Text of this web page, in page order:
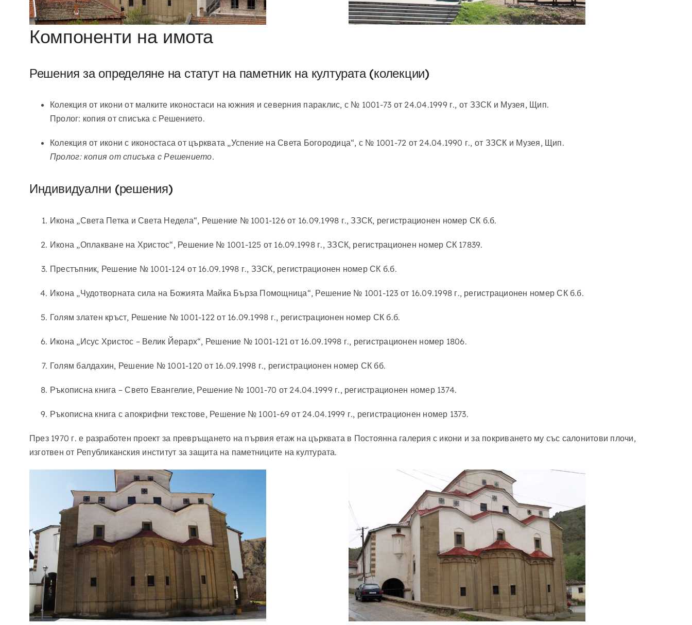
Компоненти на имота
Решения за определяне на статут на паметник на културата (колекции)
Колекция от икони от малките иконостаси на южния и северния параклис, с № 1001-73 от 24.04.1999 г., от ЗЗСК и Музея, Щип.
Пролог: копия от списъка с Решението.
Колекция от икони с иконостаса от църквата „Успение на Света Богородица“, с № 1001-72 от 24.04.1990 г., от ЗЗСК и Музея, Щип.
Пролог: копия от списъка с Решението.
Индивидуални (решения)
Икона „Света Петка и Света Недела“, Решение № 1001-126 от 16.09.1998 г., ЗЗСК, регистрационен номер СК б.б.
Икона „Оплакване на Христос“, Решение № 1001-125 от 16.09.1998 г., ЗЗСК, регистрационен номер СК 17839.
Престъпник, Решение № 1001-124 от 16.09.1998 г., ЗЗСК, регистрационен номер СК б.б.
Икона „Чудотворната сила на Божията Майка Бърза Помощница“, Решение № 1001-123 от 16.09.1998 г., регистрационен номер СК б.б.
Голям златен кръст, Решение № 1001-122 от 16.09.1998 г., регистрационен номер СК б.б.
Икона „Исус Христос – Велик Йерарх“, Решение № 1001-121 от 16.09.1998 г., регистрационен номер 1806.
Голям балдахин, Решение № 1001-120 от 16.09.1998 г., регистрационен номер СК бб.
Ръкописна книга – Свето Евангелие, Решение № 1001-70 от 24.04.1999 г., регистрационен номер 1374.
Ръкописна книга с апокрифни текстове, Решение № 1001-69 от 24.04.1999 г., регистрационен номер 1373.
През 1970 г. е разработен проект за превръщането на първия етаж на църквата в Постоянна галерия с икони и за покриването му със салонитови плочи,
изготвен от Републиканския институт за защита на паметниците на културата.